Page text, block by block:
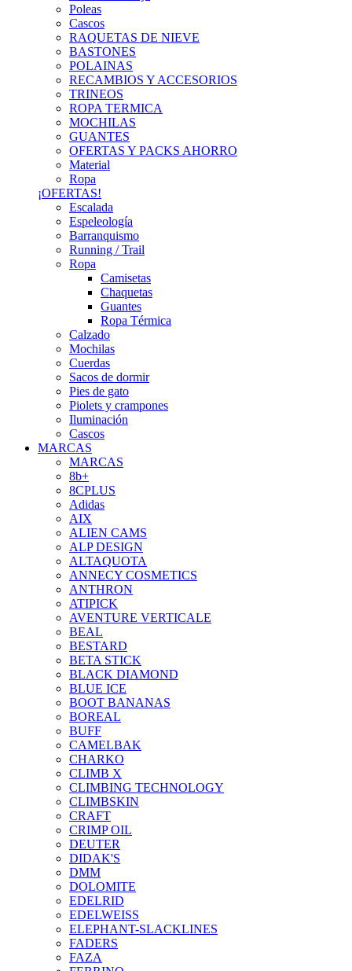
Poleas
Cascos
RAQUETAS DE NIEVE
BASTONES
POLAINAS
RECAMBIOS Y ACCESORIOS
TRINEOS
ROPA TERMICA
MOCHILAS
GUANTES
OFERTAS Y PACKS AHORRO
Material
Ropa
¡OFERTAS!
Escalada
Espeleología
Barranquismo
Running / Trail
Ropa
Camisetas
Chaquetas
Guantes
Ropa Térmica
Calzado
Mochilas
Cuerdas
Sacos de dormir
Pies de gato
Piolets y crampones
Iluminación
Cascos
MARCAS
MARCAS
8b+
8CPLUS
Adidas
AIX
ALIEN CAMS
ALP DESIGN
ALTAQUOTA
ANNECY COSMETICS
ANTHRON
ATIPICK
AVENTURE VERTICALE
BEAL
BESTARD
BETA STICK
BLACK DIAMOND
BLUE ICE
BOOT BANANAS
BOREAL
BUFF
CAMELBAK
CHARKO
CLIMB X
CLIMBING TECHNOLOGY
CLIMBSKIN
CRAFT
CRIMP OIL
DEUTER
DIDAK'S
DMM
DOLOMITE
EDELRID
EDELWEISS
ELEPHANT-SLACKLINES
FADERS
FAZA